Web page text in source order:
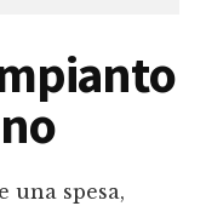
una spesa,